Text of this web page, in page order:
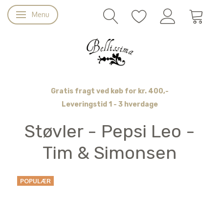
Skifte navigation
Menu
Gratis fragt ved køb for kr. 400,-
Leveringstid 1 - 3 hverdage
Støvler - Pepsi Leo -
Tim & Simonsen
POPULÆR